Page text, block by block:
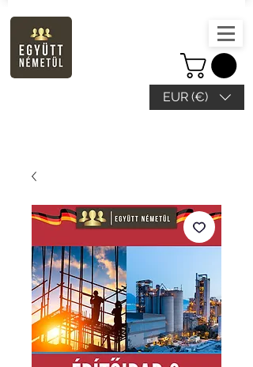
EUR (€)